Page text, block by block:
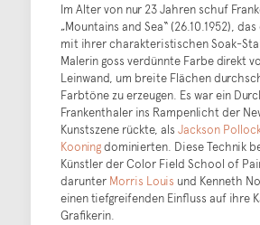
Im Alter von nur 23 Jahren schuf
„Mountains and Sea“ (26.10.1952),
mit ihrer charakteristischen Soak-
Malerin goss verdünnte Farbe direkt
Leinwand, um breite Flächen
Farbtöne zu erzeugen. Es war ein
Frankenthaler ins Rampenlicht der
Kunstszene rückte, als Jackson
Kooningdominierten. Diese Technik
Künstler der Color Field School of
darunter Morris Louis und Kenneth
einen tiefgreifenden Einfluss auf ihre
Grafikerin.